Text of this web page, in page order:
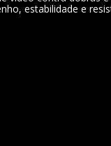
estabilidade e